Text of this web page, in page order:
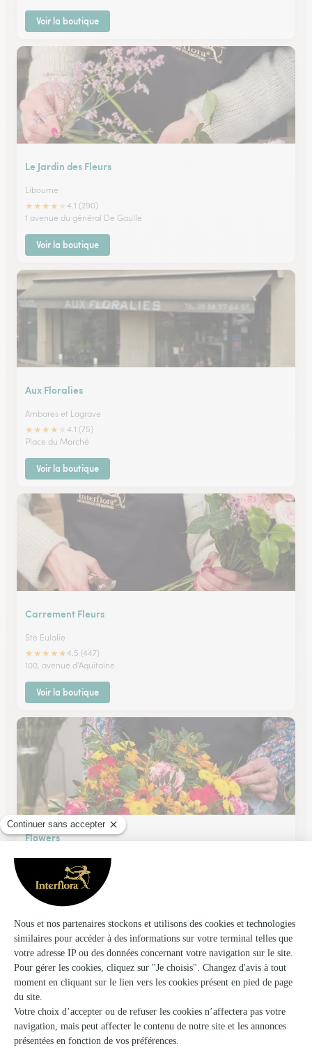
Voir la boutique
Le Jardin des Fleurs
Libourne
★★★★
4.1 (290)
1 avenue du général De Gaulle
Voir la boutique
Aux Floralies
Ambares et Lagrave
★★★★
4.1 (75)
Place du Marché
Voir la boutique
Carrement Fleurs
Ste Eulalie
★★★★★4.5 (447)
100, avenue d'Aquitaine
Voir la boutique
Flowers
Fargues St Hilaire
★4.3 (64)
31 avenue de l'entre deux mers